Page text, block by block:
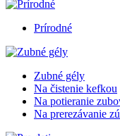
Prírodné
Zubné gély
Na čistenie kefkou
Na potieranie
Na prerezávanie